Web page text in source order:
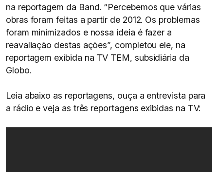
na reportagem da Band. “Percebemos que várias
obras foram feitas a partir de 2012. Os problemas
foram minimizados e nossa ideia é fazer a
reavaliação destas ações”, completou ele, na
reportagem exibida na TV TEM, subsidiária da
Globo.
Leia abaixo as reportagens, ouça a entrevista para
a rádio e veja as três reportagens exibidas na TV: